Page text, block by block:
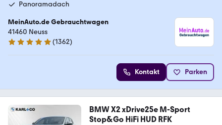
Panoramadach
MeinAuto.de Gebrauchtwagen
41460 Neuss
4.8 Sterne
(1362)
Kontakt Parken
BMW X2 xDrive25e M-Sport
Stop&Go HiFi HUD RFK